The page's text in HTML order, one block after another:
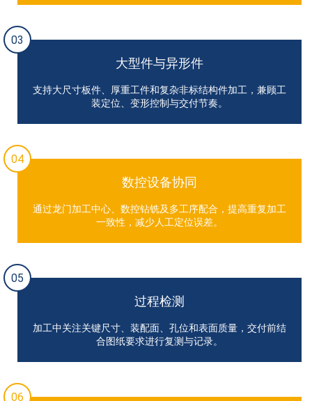
03
大型件与异形件
支持大尺寸板件、厚重工件和复杂非标结构件加工，兼顾工
装定位、变形控制与交付节奏。
04
数控设备协同
通过龙门加工中心、数控钻铣及多工序配合，提高重复加工
一致性，减少人工定位误差。
05
过程检测
加工中关注关键尺寸、装配面、孔位和表面质量，交付前结
合图纸要求进行复测与记录。
06